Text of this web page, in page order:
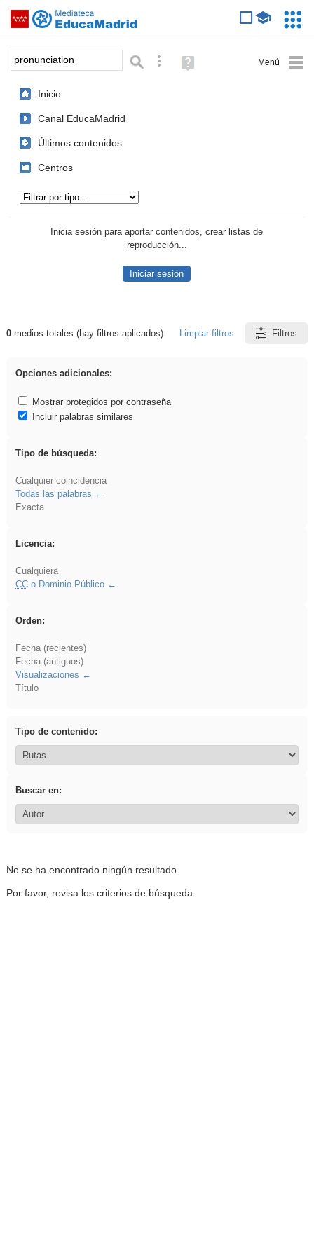
Saltar navegación
Palabra o frase: Búsqueda avanzada
Ayuda
(en
Inicio
Canal EducaMadrid
Últimos contenidos
Centros
Inicia sesión para aportar contenidos, crear listas de
reproducción...
Iniciar sesión
Resultados de: pronunciation
0medios totales (hay filtros aplicados) Limpiar filtros Filtros
Opciones adicionales:
Mostrar protegidos por contraseña
Incluir palabras similares
Tipo de búsqueda:
Cualquier coincidencia
Todas las palabras
Exacta
Licencia:
Cualquiera
CCo Dominio Público
Orden:
Fecha (recientes)
Fecha (antiguos)
Visualizaciones
Título
Tipo de contenido:
Buscar en:
No se ha encontrado ningún resultado.
Por favor, revisa los criterios de búsqueda.